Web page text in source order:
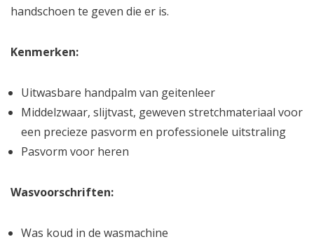
handschoen te geven die er is.
Kenmerken:
Uitwasbare handpalm van geitenleer
Middelzwaar, slijtvast, geweven stretchmateriaal voor
een precieze pasvorm en professionele uitstraling
Pasvorm voor heren
Wasvoorschriften:
Was koud in de wasmachine